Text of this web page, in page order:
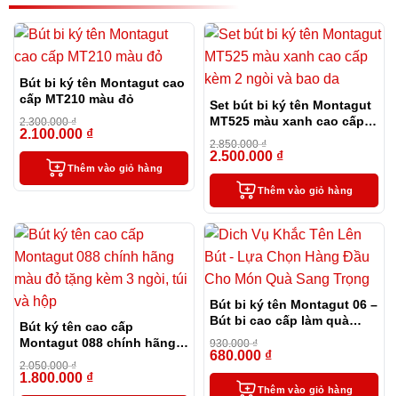
Bút bi ký tên Montagut cao
cấp MT210 màu đỏ
2.300.000₫
2.100.000 ₫
Thêm vào giỏ hàng
Set bút bi ký tên Montagut
MT525 màu xanh cao cấp
kèm 2 ngòi và bao da
2.850.000₫
2.500.000 ₫
Thêm vào giỏ hàng
Bút ký tên cao cấp
Montagut 088 chính hãng
màu đỏ tặng kèm 3 ngòi,
túi và hộp
2.050.000₫
1.800.000 ₫
Bút bi ký tên Montagut 06 –
Bút bi cao cấp làm quà
tặng sếp
930.000₫
680.000 ₫
Thêm vào giỏ hàng